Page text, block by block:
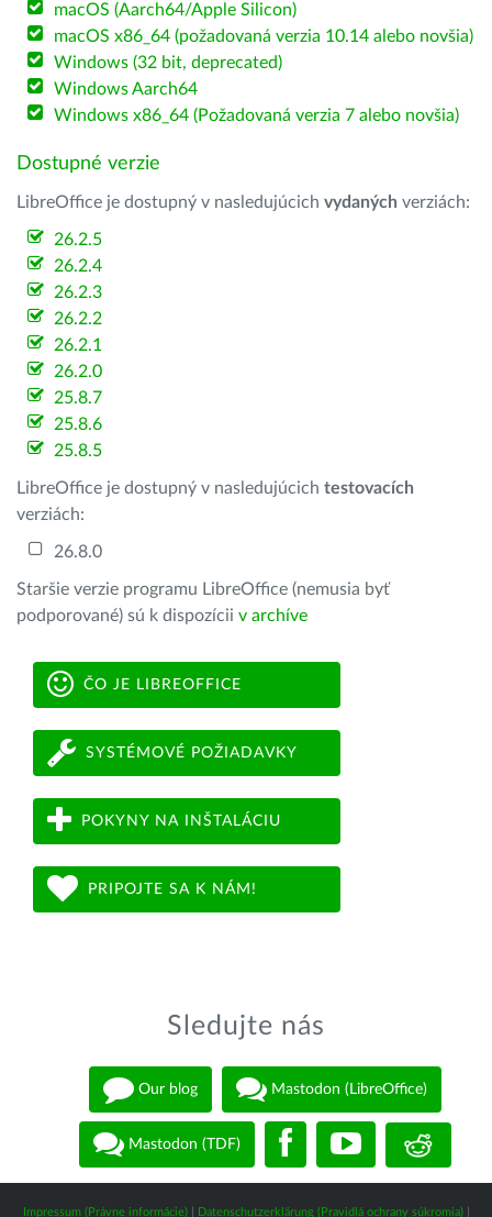
macOS (Aarch64/Apple Silicon)
macOS x86_64 (požadovaná verzia 10.14 alebo novšia)
Windows (32 bit, deprecated)
Windows Aarch64
Windows x86_64 (Požadovaná verzia 7 alebo novšia)
Dostupné verzie
LibreOffice je dostupný v nasledujúcich vydaných verziách:
26.2.5
26.2.4
26.2.3
26.2.2
26.2.1
26.2.0
25.8.7
25.8.6
25.8.5
LibreOffice je dostupný v nasledujúcich testovacích
verziách:
26.8.0
Staršie verzie programu LibreOffice (nemusia byť
podporované) sú k dispozícii v archíve
ČO JE LIBREOFFICE
SYSTÉMOVÉ POŽIADAVKY
POKYNY NA INŠTALÁCIU
PRIPOJTE SA K NÁM!
Sledujte nás
Our blog Mastodon (LibreOffice)
Mastodon (TDF)
Impressum (Právne informácie)| Datenschutzerklärung (Pravidlá ochrany súkromia)|